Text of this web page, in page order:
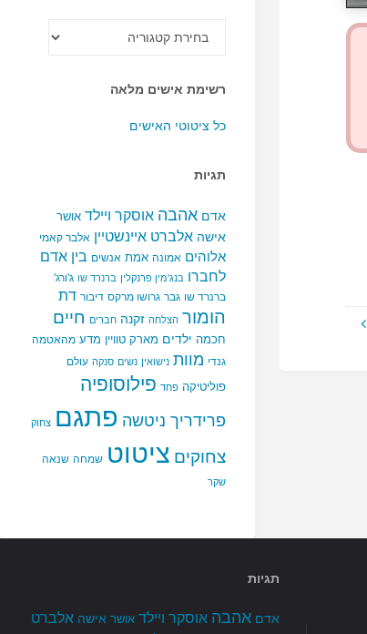
הקטגוריות
רשימת אישים מלאה
כל ציטוטי האישים
תגיות
אדם אהבה אוסקר ויילד אושר
אישה אלברט איינשטיין אלבר קאמי
אלוהים אמונה אמת אנשים בין אדם
לחברו בנג'מין פרנקלין ברנרד שו ג'ורג'
ברנרד שו גבר גרושו מרקס דיבור דת
הומור הצלחה זקנה חברים חיים
חכמה ילדים מארק טוויין מדע מהאטמה
גנדי מוות נישואין נשים סנקה עולם
פוליטיקה פחד פילוסופיה
פרידריך ניטשה פתגם צחוק
צחוקים ציטוט שמחה שנאה
שקר
תגיות
אדם אהבה אוסקר ויילד אושר אישה אלברט